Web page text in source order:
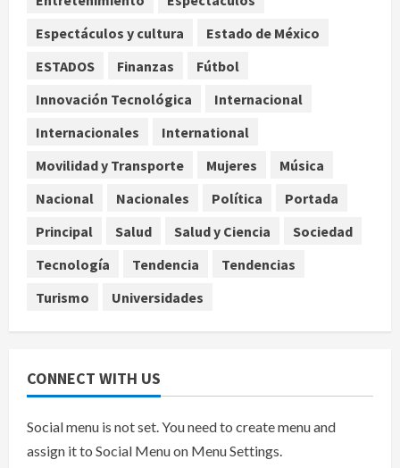
4
Estados Unidos reanuda
aguacate desde México
agosto 8, 2026
Rolex al equipo de Junior H en el
AICM
Espectáculos y cultura
Estado de México
ESTADOS
Finanzas
Fútbol
Innovación Tecnológica
Internacional
Internacionales
International
Movilidad y Transporte
Mujeres
Música
Nacional
Nacionales Política
Portada
Principal
Salud Salud y Ciencia
Sociedad
Tecnología
Tendencia
Tendencias
Turismo
Universidades
CONNECT WITH US
Social menu is not set. You need to create menu and
assign it to Social Menu on Menu Settings.